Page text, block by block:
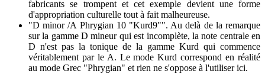
fabricants se trompent et cet exemple devient une forme
d'appropriation culturelle tout à fait malheureuse.
"D minor /A Phrygian 10 "Kurd9"". Au delà de la remarque
sur la gamme D mineur qui est incomplète, la note centrale en
D n'est pas la tonique de la gamme Kurd qui commence
véritablement par le A. Le mode Kurd correspond en réalité
au mode Grec "Phrygian" et rien ne s'oppose à l'utiliser ici.